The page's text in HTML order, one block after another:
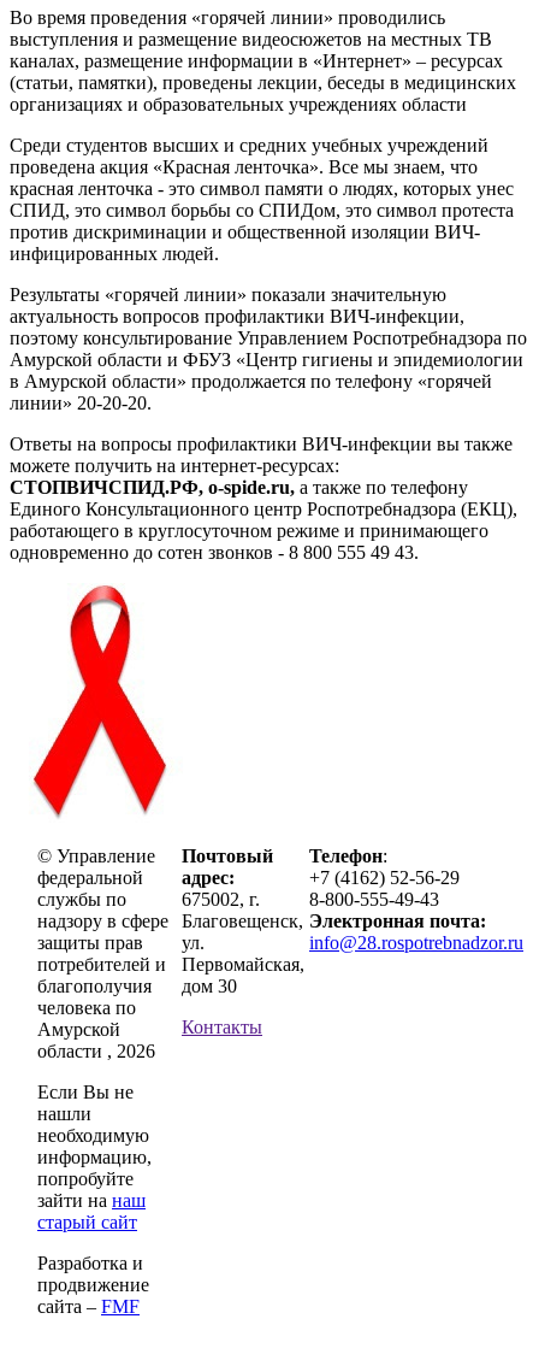
Во время проведения «горячей линии» проводились
выступления и размещение видеосюжетов на местных ТВ
каналах, размещение информации в «Интернет» – ресурсах
(статьи, памятки), проведены лекции, беседы в медицинских
организациях и образовательных учреждениях области
Среди студентов высших и средних учебных учреждений
проведена акция «Красная ленточка». Все мы знаем, что
красная ленточка - это символ памяти о людях, которых унес
СПИД, это символ борьбы со СПИДом, это символ протеста
против дискриминации и общественной изоляции ВИЧ-
инфицированных людей.
Результаты «горячей линии» показали значительную
актуальность вопросов профилактики ВИЧ-инфекции,
поэтому консультирование Управлением Роспотребнадзора по
Амурской области и ФБУЗ «Центр гигиены и эпидемиологии
в Амурской области» продолжается по телефону «горячей
линии» 20-20-20.
Ответы на вопросы профилактики ВИЧ-инфекции вы также
можете получить на интернет-ресурсах:
СТОПВИЧСПИД.РФ, o-spide.ru, а также по телефону
Единого Консультационного центр Роспотребнадзора (ЕКЦ),
работающего в круглосуточном режиме и принимающего
одновременно до сотен звонков - 8 800 555 49 43.
© Управление
федеральной
службы по
надзору в сфере
защиты прав
потребителей и
благополучия
человека по
Амурской
области , 2026
Если Вы не
нашли
необходимую
информацию,
попробуйте
зайти на наш
старый сайт
Разработка и
продвижение
сайта – FMF
Почтовый
адрес:
675002, г.
Благовещенск,
ул.
Первомайская,
дом 30
Контакты
Телефон:
+7 (4162) 52-56-29
8-800-555-49-43
Электронная почта:
info@28.rospotrebnadzor.ru